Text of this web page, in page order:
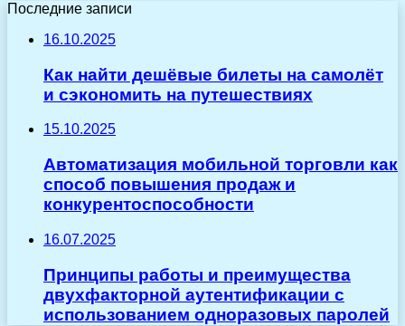
Последние записи
16.10.2025
Как найти дешёвые билеты на самолёт
и сэкономить на путешествиях
15.10.2025
Автоматизация мобильной торговли как
способ повышения продаж и
конкурентоспособности
16.07.2025
Принципы работы и преимущества
двухфакторной аутентификации с
использованием одноразовых паролей